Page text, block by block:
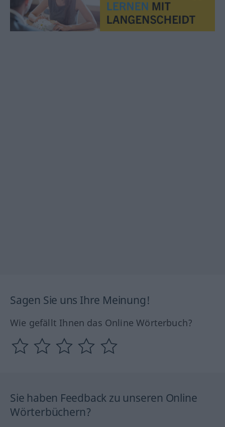
Sagen Sie uns Ihre Meinung!
Wie gefällt Ihnen das Online Wörterbuch?
Sie haben Feedback zu unseren Online
Wörterbüchern?